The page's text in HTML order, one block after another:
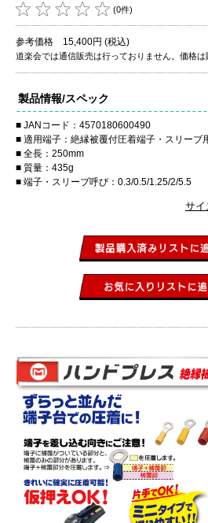
(0件)
参考価格 15,400円 (税込)
道楽会では通信販売は行っておりません。価格は
製品情報/スペック
JANコード：4570180600490
適用端子：絶縁被覆付圧着端子・スリーブ
全長：250mm
質量：435g
端子・スリーブ呼び：0.3/0.5/1.25/2/5.5
サイ